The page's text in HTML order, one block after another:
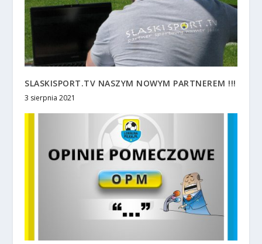
SLASKISPORT.TV NASZYM NOWYM PARTNEREM !!!
3 sierpnia 2021